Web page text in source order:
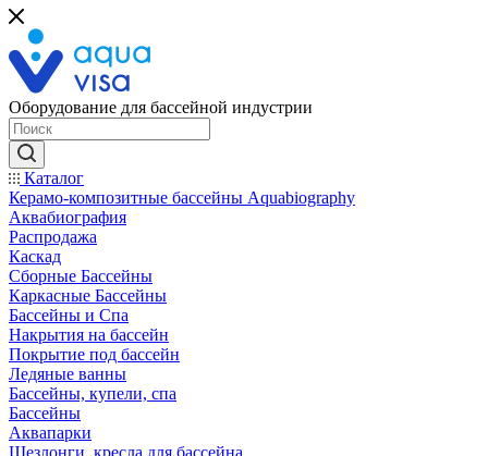
Оборудование для бассейной индустрии
Каталог
Керамо-композитные бассейны Aquabiography
Аквабиография
Распродажа
Каскад
Сборные Бассейны
Каркасные Бассейны
Бассейны и Спа
Накрытия на бассейн
Покрытие под бассейн
Ледяные ванны
Бассейны, купели, спа
Бассейны
Аквапарки
Шезлонги, кресла для бассейна